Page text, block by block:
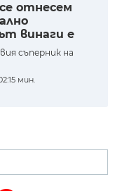
отнесем
винаги е
съперник на
мин.